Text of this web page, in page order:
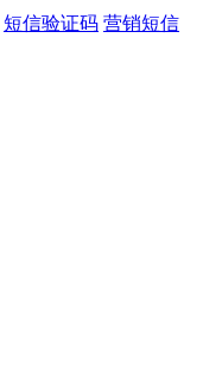
短信验证码 营销短信